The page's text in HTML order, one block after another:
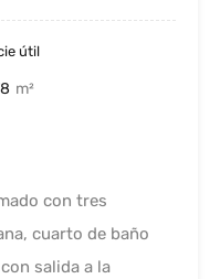
útil
m²
con tres
cuarto de baño
salida a la